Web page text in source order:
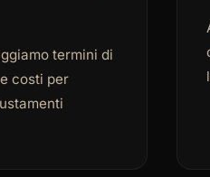
termini di
costi per